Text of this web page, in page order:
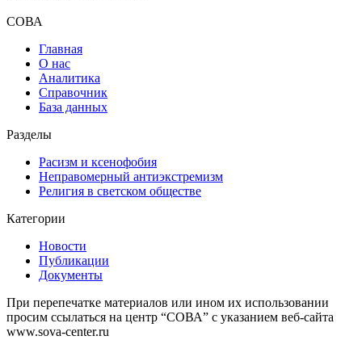
СОВА
Главная
О нас
Аналитика
Справочник
База данных
Разделы
Расизм и ксенофобия
Неправомерный антиэкстремизм
Религия в светском обществе
Категории
Новости
Публикации
Документы
При перепечатке материалов или ином их использовании
просим ссылаться на центр “СОВА” с указанием веб-сайта
www.sova-center.ru